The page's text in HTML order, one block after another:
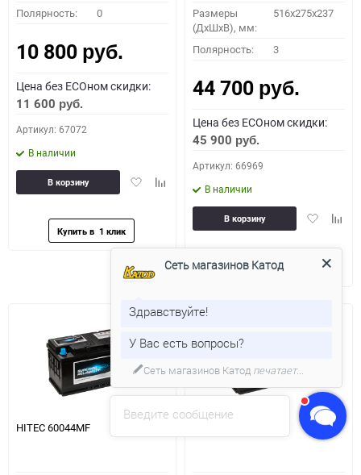
Полярность: 0
10 800 руб.
Цена без ECOном скидки:
11 600 руб.
Артикул: 67072
В наличии
ДобавитьДобавить
сравнению
В корзину
Размеры
(ДхШхВ), мм:
516x275x237
Полярность: 3
44 700 руб.
Цена без ECOном скидки:
45 900 руб.
Артикул: 66969
В наличии
Добавить
избранное
В корзину
HITEC 60044MF
Введите сообщение
Сеть магазинов Катод
Здравствуйте!
У Вас есть вопросы?
Сеть магазинов Катод печатает...